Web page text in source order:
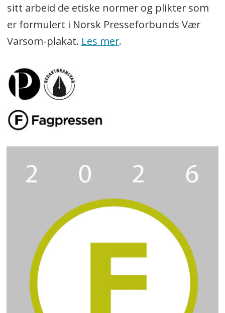
sitt arbeid de etiske normer og plikter som
er formulert i Norsk Presseforbunds Vær
Varsom-plakat. Les mer.